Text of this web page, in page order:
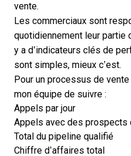
vente.
Les commerciaux sont
quotidiennement leur partie
y a d’indicateurs clés de
sont simples, mieux c’est.
Pour un processus de
mon équipe de suivre :
Appels par jour
Appels avec des prospects
Total du pipeline qualifié
Chiffre d’affaires total